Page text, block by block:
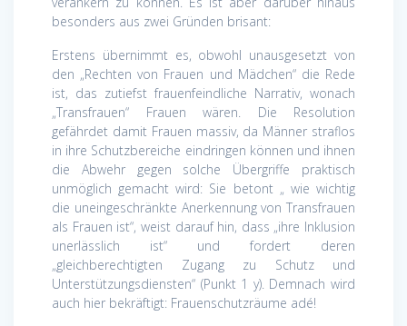
besonders aus zwei Gründen brisant:
Erstens übernimmt es, obwohl unausgesetzt von
den „Rechten von Frauen und Mädchen“ die Rede
ist, das zutiefst frauenfeindliche Narrativ, wonach
„Transfrauen“ Frauen wären. Die Resolution
gefährdet damit Frauen massiv, da Männer straflos
in ihre Schutzbereiche eindringen können und ihnen
die Abwehr gegen solche Übergriffe praktisch
unmöglich gemacht wird: Sie betont „ wie wichtig
die uneingeschränkte Anerkennung von Transfrauen
als Frauen ist“, weist darauf hin, dass „ihre Inklusion
unerlässlich ist“ und fordert deren
„gleichberechtigten Zugang zu Schutz und
Unterstützungsdiensten“ (Punkt 1 y). Demnach wird
auch hier bekräftigt: Frauenschutzräume adé!